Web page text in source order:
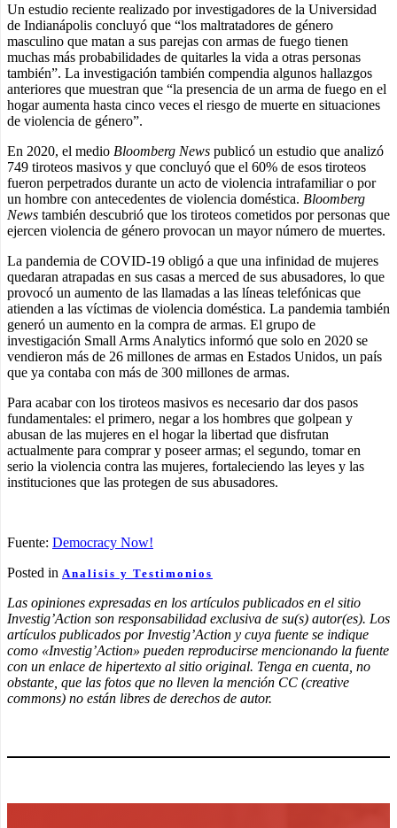
Un estudio reciente realizado por investigadores de la Universidad
de Indianápolis concluyó que “los maltratadores de género
masculino que matan a sus parejas con armas de fuego tienen
muchas más probabilidades de quitarles la vida a otras personas
también”. La investigación también compendia algunos hallazgos
anteriores que muestran que “la presencia de un arma de fuego en el
hogar aumenta hasta cinco veces el riesgo de muerte en situaciones
de violencia de género”.
En 2020, el medio Bloomberg News publicó un estudio que analizó
749 tiroteos masivos y que concluyó que el 60% de esos tiroteos
fueron perpetrados durante un acto de violencia intrafamiliar o por
un hombre con antecedentes de violencia doméstica. Bloomberg
News también descubrió que los tiroteos cometidos por personas que
ejercen violencia de género provocan un mayor número de muertes.
La pandemia de COVID-19 obligó a que una infinidad de mujeres
quedaran atrapadas en sus casas a merced de sus abusadores, lo que
provocó un aumento de las llamadas a las líneas telefónicas que
atienden a las víctimas de violencia doméstica. La pandemia también
generó un aumento en la compra de armas. El grupo de
investigación Small Arms Analytics informó que solo en 2020 se
vendieron más de 26 millones de armas en Estados Unidos, un país
que ya contaba con más de 300 millones de armas.
Para acabar con los tiroteos masivos es necesario dar dos pasos
fundamentales: el primero, negar a los hombres que golpean y
abusan de las mujeres en el hogar la libertad que disfrutan
actualmente para comprar y poseer armas; el segundo, tomar en
serio la violencia contra las mujeres, fortaleciendo las leyes y las
instituciones que las protegen de sus abusadores.
Fuente: Democracy Now!
Posted in Analisis y Testimonios
Las opiniones expresadas en los artículos publicados en el sitio
Investig’Action son responsabilidad exclusiva de su(s) autor(es). Los
artículos publicados por Investig’Action y cuya fuente se indique
como «Investig’Action» pueden reproducirse mencionando la fuente
con un enlace de hipertexto al sitio original. Tenga en cuenta, no
obstante, que las fotos que no lleven la mención CC (creative
commons) no están libres de derechos de autor.